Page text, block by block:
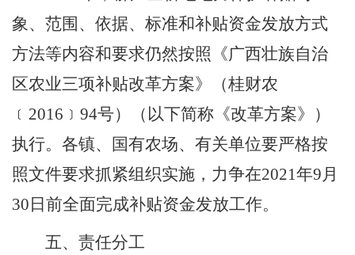
象、范围、依据、标准和补贴资金发放方式
方法等内容和要求仍然按照《广西壮族自治
区农业三项补贴改革方案》（桂财农
﹝ 2016 ﹞ 94号）（以下简称《改革方案》）
执行。各镇、国有农场、有关单位要严格按
照文件要求抓紧组织实施，力争在2021年9月
30 日前全面完成补贴资金发放工作。
五、责任分工